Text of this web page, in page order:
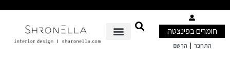
חומרים בפינצטה
התחבר | הרשם